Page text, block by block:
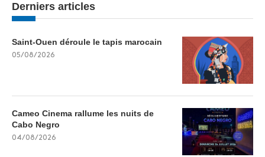
Derniers articles
Saint-Ouen déroule le tapis marocain
05/08/2026
Cameo Cinema rallume les nuits de
Cabo Negro
04/08/2026